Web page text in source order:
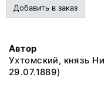
Добавить в заказ
Автор
Ухтомский, князь
29.07.1889)